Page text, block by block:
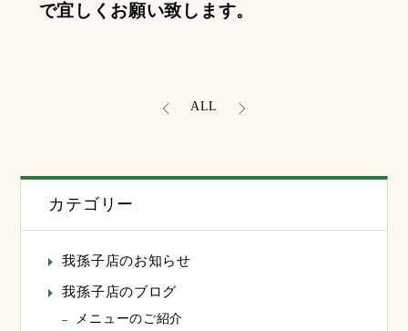
で宜しくお願い致します。
ALL
カテゴリー
我孫子店のお知らせ
我孫子店のブログ
メニューのご紹介